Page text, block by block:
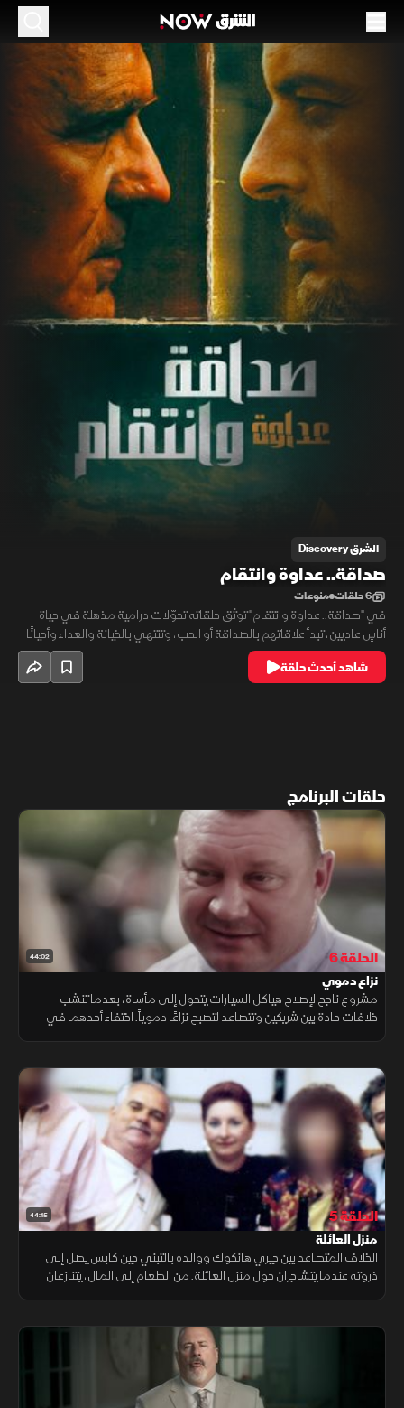
صداقة.. عداوة وانتقام
الشرق Discovery
صداقة.. عداوة وانتقام
6 حلقات منوعات
في "صداقة.. عداوة وانتقام" توثق حلقاته تحوّلات درامية مذهلة في حياة
أناسٍ عاديين، تبدأ علاقاتهم بالصداقة أو الحب، وتنتهي بالخيانة والعداء وأحيانًا
بالقتل، هي قصص حقيقية عن علاقات إنسانية تنكسر في لحظة. من حب وزواج
وأحلام وردية، إلى عداوة دامية وخيانات مدمّرة، فتكشف الحلقات خفايا تحوّل
شاهد أحدث حلقة
حلقات البرنامج
44:02 الحلقة 6
نزاع دموي
مشروع ناجح لإصلاح هياكل السيارات يتحول إلى مأساة، بعدما تنشب
خلافات حادة بين شريكين وتتصاعد لتصبح نزاعًا دموياً. اختفاء أحدهما في
44:15 الحلقة 5
منزل العائلة
الخلاف المتصاعد بين جيري هانكوك ووالده بالتبني جين كابس يصل إلى
ذروته عندما يتشاجران حول منزل العائلة. من الطعام إلى المال، يتنازعان